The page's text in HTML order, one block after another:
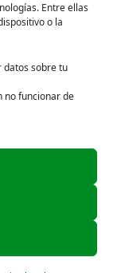
Entre ellas
o la
datos sobre tu
no funcionar de